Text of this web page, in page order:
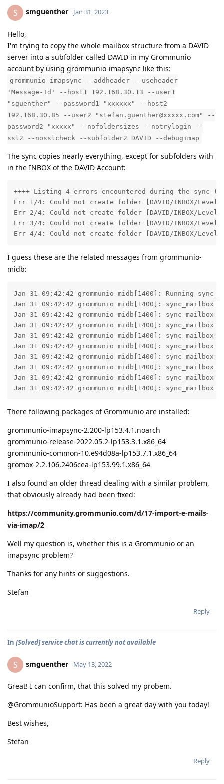
S smguenther Jan 31, 2023
Hello,
I'm trying to copy the whole mailbox structure from a DAVID
server into a subfolder called DAVID in my Grommunio
account by using grommunio-imapsync like this:
grommunio-imapsync --addheader --useheader
'Message-Id' --host1 192.168.30.13 --user1
"sguenther" --password1 "xxxxxx" --host2
192.168.30.85 --user2 "stefan.guenther@xxxxx.com" --
password2 "xxxxx" --nofoldersizes --notrylogin --
ssl2 --nosslcheck --subfolder2 DAVID --debugimap
The sync copies nearly everything, except for subfolders with
in the INBOX of the DAVID Account:
++++ Listing 4 errors encountered during the sync
Err 1/4: Could not create folder [DAVID/INBOX/
Err 2/4: Could not create folder [DAVID/INBOX/
Err 3/4: Could not create folder [DAVID/INBOX/
Err 4/4: Could not create folder [DAVID/INBOX/
I guess these are the related messages from grommunio-
midb:
Jan 31 09:42:42 grommunio midb[1400]: Running
Jan 31 09:42:42 grommunio midb[1400]: sync_mailbox
Jan 31 09:42:42 grommunio midb[1400]: sync_mailbox
Jan 31 09:42:42 grommunio midb[1400]: sync_mailbox
Jan 31 09:42:42 grommunio midb[1400]: sync_mailbox
Jan 31 09:42:42 grommunio midb[1400]: sync_mailbox
Jan 31 09:42:42 grommunio midb[1400]: sync_mailbox
Jan 31 09:42:42 grommunio midb[1400]: sync_mailbox
Jan 31 09:42:42 grommunio midb[1400]: sync_mailbox
Jan 31 09:42:42 grommunio midb[1400]: sync_mailbox
There following packages of Grommunio are installed:
grommunio-imapsync-2.200-lp153.4.1.noarch
grommunio-release-2022.05.2-lp153.3.1.x86_64
grommunio-common-10.e94d08a-lp153.7.1.x86_64
gromox-2.2.106.2406cea-lp153.99.1.x86_64
I also found an older thread dealing with a similar problem,
that obviously already had been fixed:
https://community.grommunio.com/d/17-import-e-mails-
via-imap/2
Well my question is, whether this is a Grommunio or an
imapsync problem?
Thanks for any hints or suggestions.
Stefan
Reply
In [Solved] service chat is currently not available
S smguenther May 13, 2022
Great! I can confirm, that this solved my probem.
@GrommunioSupport: Has been a great day with you today!
Best wishes,
Stefan
Reply